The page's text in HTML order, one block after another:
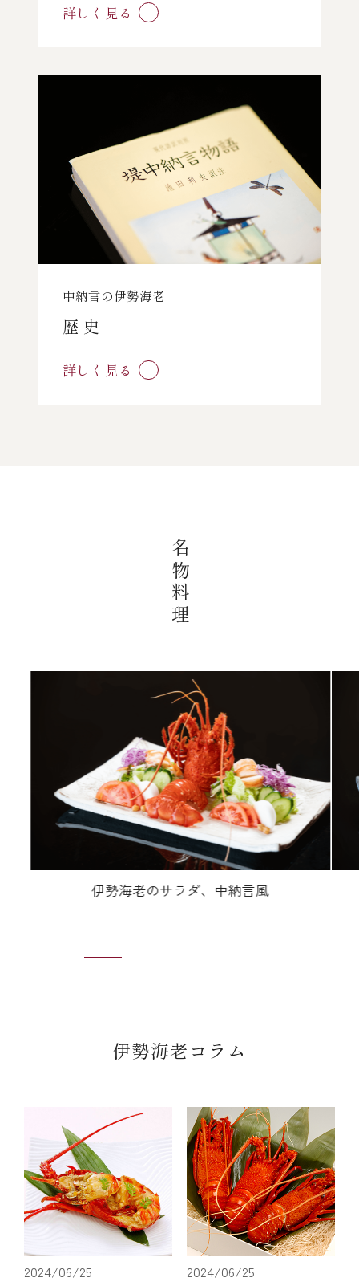
詳しく見る
中納言の伊勢海老
歴 史
詳しく見る
名物料理
伊勢海老のサラダ、中納言風
伊勢海老コラム
2024/06/25
2024/06/25